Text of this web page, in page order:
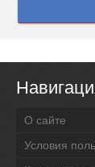
О сайте
Условия